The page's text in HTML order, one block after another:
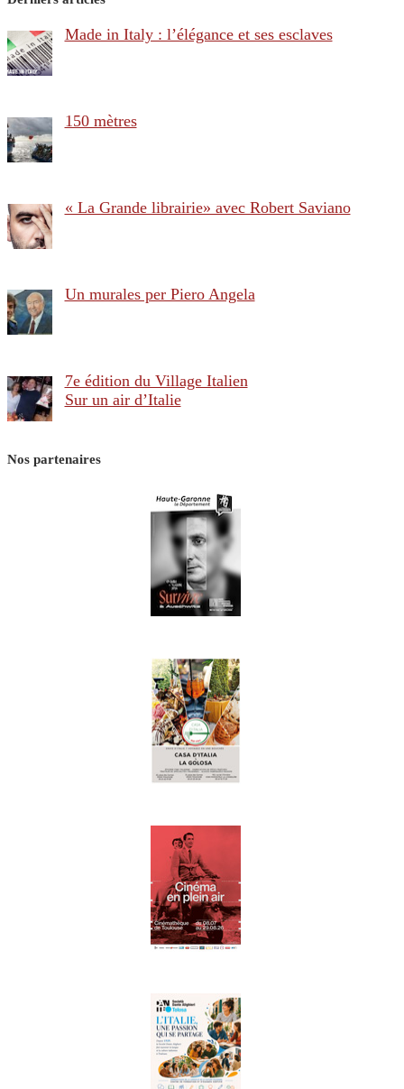
Made in Italy : l’élégance et ses esclaves
150 mètres
« La Grande librairie» avec Robert Saviano
Un murales per Piero Angela
7e édition du Village Italien
Sur un air d’Italie
Nos partenaires